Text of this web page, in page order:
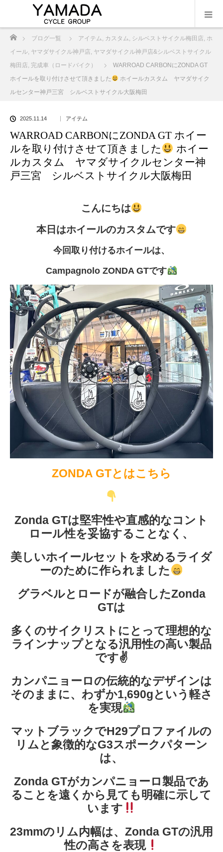
ブログ一覧 アイテム, カスタム, シルベストサイクル梅田店, ホ
イール, ヤマダサイクル神戸店, ヤマダサイクル神戸店&シルベストサイクル
梅田店, 完成車（ロードバイク）
WARROAD CARBONにZONDA GT
ホイールを取り付けさせて頂きました
ホイールカスタム ヤマダサイク
ルセンター神戸三宮 シルベストサイクル大阪梅田
2025.11.14 アイテム
WARROAD CARBONにZONDA GT ホイー
ルを取り付けさせて頂きました
ホイー
ルカスタム ヤマダサイクルセンター神
戸三宮 シルベストサイクル大阪梅田
こんにちは
本日はホイールのカスタムです
今回取り付けるホイールは、
Campagnolo ZONDA GTです
ZONDA GTとはこちら
Zonda GTは堅牢性や直感的なコント
ロール性を妥協することなく、
美しいホイールセットを求めるライダ
ーのために作られました
グラベルとロードが融合したZonda
GTは
多くのサイクリストにとって理想的な
ラインナップとなる汎用性の高い製品
です✌️
カンパニョーロの伝統的なデザインは
そのままに、わずか1,690gという軽さ
を実現
マットブラックでH29プロファイルの
リムと象徴的なG3スポークパターン
は、
Zonda GTがカンパニョーロ製品であ
ることを遠くから見ても明確に示して
います
23mmのリム内幅は、Zonda GTの汎用
性の高さを表現